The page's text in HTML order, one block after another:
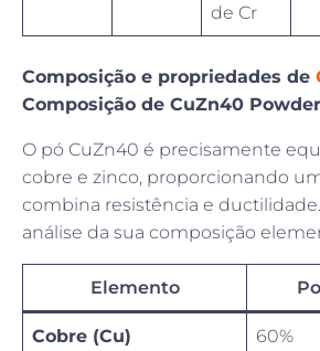
de Cr
Composição e propriedades de
Composição de CuZn40 Powder
O pó CuZn40 é precisamente
cobre e zinco, proporcionando
combina resistência e
análise da sua composição
Elemento
Cobre (Cu) 60%